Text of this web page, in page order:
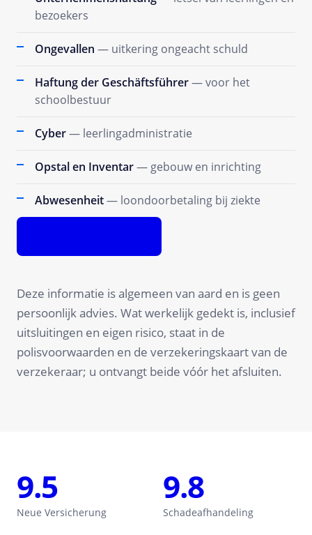
bezoekers
Ongevallen — uitkering ongeacht schuld
Haftung der Geschäftsführer— voor het
schoolbestuur
Cyber— leerlingadministratie
Opstal en Inventar— gebouw en inrichting
Abwesenheit— loondoorbetaling bij ziekte
Deze informatie is algemeen van aard en is geen
persoonlijk advies. Wat werkelijk gedekt is, inclusief
uitsluitingen en eigen risico, staat in de
polisvoorwaarden en de verzekeringskaart van de
verzekeraar; u ontvangt beide vóór het afsluiten.
9.5
Neue Versicherung
9.8
Schadeafhandeling